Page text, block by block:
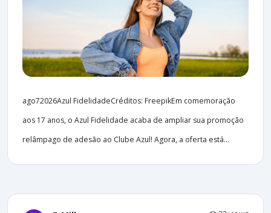
ago72026Azul FidelidadeCréditos: FreepikEm comemoração
aos 17 anos, o Azul Fidelidade acaba de ampliar sua promoção
relâmpago de adesão ao Clube Azul! Agora, a oferta está...